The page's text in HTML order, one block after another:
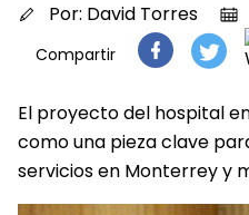
Por: David Torres
Compartir
El proyecto del hospital
como una pieza clave
servicios en Monterrey y